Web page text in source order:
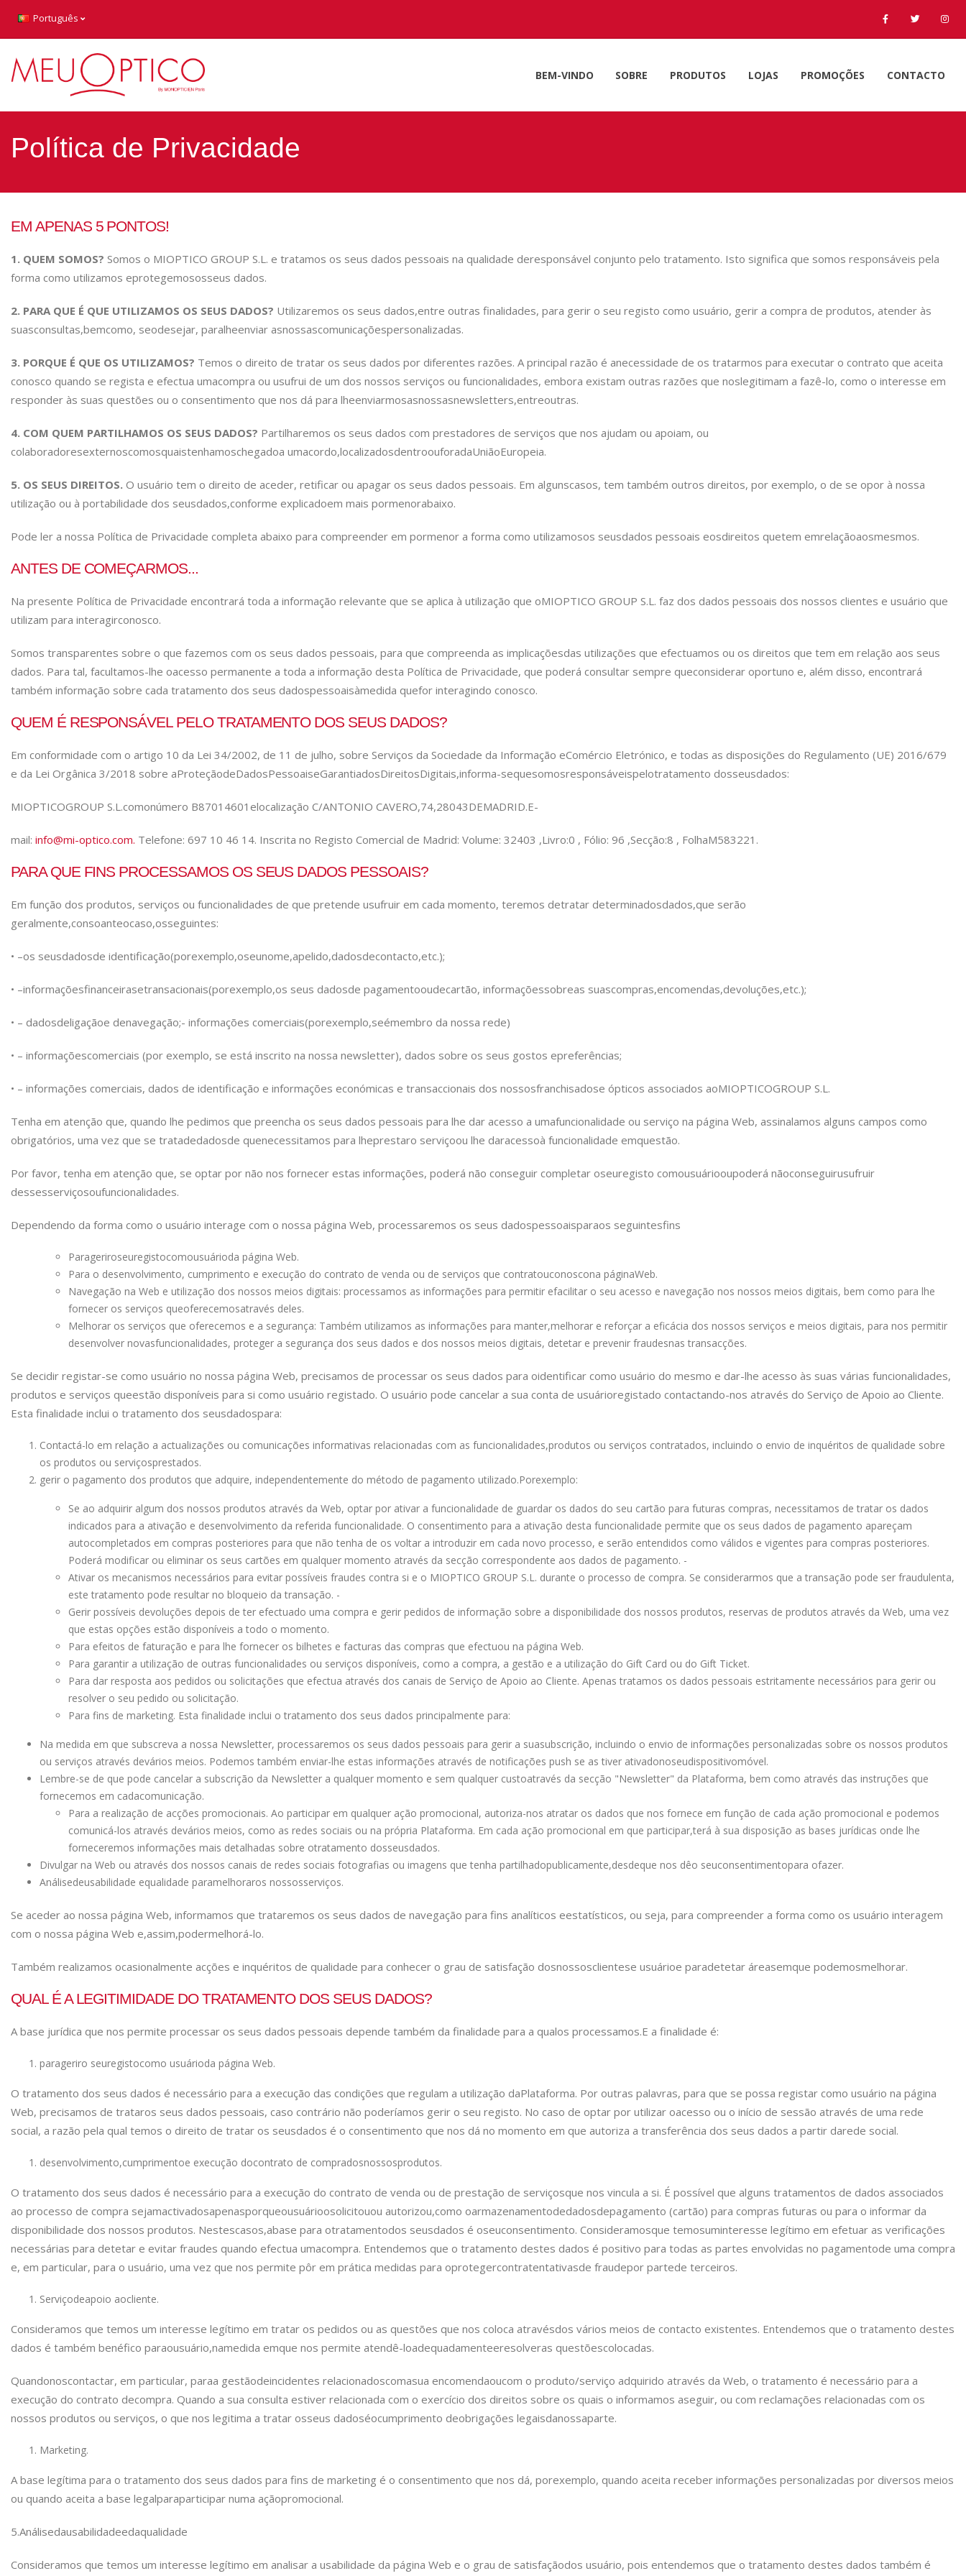
Português
BEM-VINDO SOBRE PRODUTOS LOJAS PROMOÇÕES CONTACTO
Política de Privacidade
EM APENAS 5 PONTOS!
1. QUEM SOMOS? Somos o MIOPTICO GROUP S.L. e tratamos os seus dados pessoais na qualidade deresponsável conjunto pelo tratamento. Isto significa que somos responsáveis pela
forma como utilizamos eprotegemososseus dados.
2. PARA QUE É QUE UTILIZAMOS OS SEUS DADOS? Utilizaremos os seus dados,entre outras finalidades, para gerir o seu registo como usuário, gerir a compra de produtos, atender às
suasconsultas,bemcomo, seodesejar, paralheenviar asnossascomunicaçõespersonalizadas.
3. PORQUE É QUE OS UTILIZAMOS? Temos o direito de tratar os seus dados por diferentes razões. A principal razão é anecessidade de os tratarmos para executar o contrato que aceita
conosco quando se regista e efectua umacompra ou usufrui de um dos nossos serviços ou funcionalidades, embora existam outras razões que noslegitimam a fazê-lo, como o interesse em
responder às suas questões ou o consentimento que nos dá para lheenviarmosasnossasnewsletters,entreoutras.
4. COM QUEM PARTILHAMOS OS SEUS DADOS? Partilharemos os seus dados com prestadores de serviços que nos ajudam ou apoiam, ou
colaboradoresexternoscomosquaistenhamoschegadoa umacordo,localizadosdentroouforadaUniãoEuropeia.
5. OS SEUS DIREITOS. O usuário tem o direito de aceder, retificar ou apagar os seus dados pessoais. Em algunscasos, tem também outros direitos, por exemplo, o de se opor à nossa
utilização ou à portabilidade dos seusdados,conforme explicadoem mais pormenorabaixo.
Pode ler a nossa Política de Privacidade completa abaixo para compreender em pormenor a forma como utilizamosos seusdados pessoais eosdireitos quetem emrelaçãoaosmesmos.
ANTES DE COMEÇARMOS...
Na presente Política de Privacidade encontrará toda a informação relevante que se aplica à utilização que oMIOPTICO GROUP S.L. faz dos dados pessoais dos nossos clientes e usuário que
utilizam para interagirconosco.
Somos transparentes sobre o que fazemos com os seus dados pessoais, para que compreenda as implicaçõesdas utilizações que efectuamos ou os direitos que tem em relação aos seus
dados. Para tal, facultamos-lhe oacesso permanente a toda a informação desta Política de Privacidade, que poderá consultar sempre queconsiderar oportuno e, além disso, encontrará
também informação sobre cada tratamento dos seus dadospessoaisàmedida quefor interagindo conosco.
QUEM É RESPONSÁVEL PELO TRATAMENTO DOS SEUS DADOS?
Em conformidade com o artigo 10 da Lei 34/2002, de 11 de julho, sobre Serviços da Sociedade da Informação eComércio Eletrónico, e todas as disposições do Regulamento (UE) 2016/679
e da Lei Orgânica 3/2018 sobre aProteçãodeDadosPessoaiseGarantiadosDireitosDigitais,informa-sequesomosresponsáveispelotratamento dosseusdados:
MIOPTICOGROUP S.L.comonúmero B87014601 elocalização C/ANTONIO CAVERO,74,28043DEMADRID.E-
mail: info@mi-optico.com. Telefone: 697 10 46 14. Inscrita no Registo Comercial de Madrid: Volume: 32403 ,Livro:0 , Fólio: 96 ,Secção:8 , FolhaM583221.
PARA QUE FINS PROCESSAMOS OS SEUS DADOS PESSOAIS?
Em função dos produtos, serviços ou funcionalidades de que pretende usufruir em cada momento, teremos detratar determinadosdados,que serão
geralmente,consoanteocaso,osseguintes:
• –os seusdadosde identificação(porexemplo,oseunome,apelido,dadosdecontacto,etc.);
• –informaçõesfinanceirasetransacionais(porexemplo,os seus dadosde pagamentooudecartão, informaçõessobreas suascompras,encomendas,devoluções,etc.);
• – dadosdeligaçãoe denavegação;- informações comerciais(porexemplo,seémembro da nossa rede)
• – informaçõescomerciais (por exemplo, se está inscrito na nossa newsletter), dados sobre os seus gostos epreferências;
• – informações comerciais, dados de identificação e informações económicas e transaccionais dos nossosfranchisadose ópticos associados aoMIOPTICOGROUP S.L.
Tenha em atenção que, quando lhe pedimos que preencha os seus dados pessoais para lhe dar acesso a umafuncionalidade ou serviço na página Web, assinalamos alguns campos como
obrigatórios, uma vez que se tratadedadosde quenecessitamos para lheprestaro serviçoou lhe daracessoà funcionalidade emquestão.
Por favor, tenha em atenção que, se optar por não nos fornecer estas informações, poderá não conseguir completar oseuregisto comousuáriooupoderá nãoconseguirusufruir
dessesserviçosoufuncionalidades.
Dependendo da forma como o usuário interage com o nossa página Web, processaremos os seus dadospessoaisparaos seguintesfins
Parageriroseuregistocomousuárioda página Web.
Para o desenvolvimento, cumprimento e execução do contrato de venda ou de serviços que contratouconoscona páginaWeb.
Navegação na Web e utilização dos nossos meios digitais: processamos as informações para permitir efacilitar o seu acesso e navegação nos nossos meios digitais, bem como para lhe
fornecer os serviços queoferecemosatravés deles.
Melhorar os serviços que oferecemos e a segurança: Também utilizamos as informações para manter,melhorar e reforçar a eficácia dos nossos serviços e meios digitais, para nos permitir
desenvolver novasfuncionalidades, proteger a segurança dos seus dados e dos nossos meios digitais, detetar e prevenir fraudesnas transacções.
Se decidir registar-se como usuário no nossa página Web, precisamos de processar os seus dados para oidentificar como usuário do mesmo e dar-lhe acesso às suas várias funcionalidades,
produtos e serviços queestão disponíveis para si como usuário registado. O usuário pode cancelar a sua conta de usuárioregistado contactando-nos através do Serviço de Apoio ao Cliente.
Esta finalidade inclui o tratamento dos seusdadospara:
Contactá-lo em relação a actualizações ou comunicações informativas relacionadas com as funcionalidades,produtos ou serviços contratados, incluindo o envio de inquéritos de qualidade sobre
os produtos ou serviçosprestados.
gerir o pagamento dos produtos que adquire, independentemente do método de pagamento utilizado.Porexemplo:
Se ao adquirir algum dos nossos produtos através da Web, optar por ativar a funcionalidade de guardar os dados do seu cartão para futuras compras, necessitamos de tratar os dados
indicados para a ativação e desenvolvimento da referida funcionalidade. O consentimento para a ativação desta funcionalidade permite que os seus dados de pagamento apareçam
autocompletados em compras posteriores para que não tenha de os voltar a introduzir em cada novo processo, e serão entendidos como válidos e vigentes para compras posteriores.
Poderá modificar ou eliminar os seus cartões em qualquer momento através da secção correspondente aos dados de pagamento. -
Ativar os mecanismos necessários para evitar possíveis fraudes contra si e o MIOPTICO GROUP S.L. durante o processo de compra. Se considerarmos que a transação pode ser fraudulenta,
este tratamento pode resultar no bloqueio da transação. -
Gerir possíveis devoluções depois de ter efectuado uma compra e gerir pedidos de informação sobre a disponibilidade dos nossos produtos, reservas de produtos através da Web, uma vez
que estas opções estão disponíveis a todo o momento.
Para efeitos de faturação e para lhe fornecer os bilhetes e facturas das compras que efectuou na página Web.
Para garantir a utilização de outras funcionalidades ou serviços disponíveis, como a compra, a gestão e a utilização do Gift Card ou do Gift Ticket.
Para dar resposta aos pedidos ou solicitações que efectua através dos canais de Serviço de Apoio ao Cliente. Apenas tratamos os dados pessoais estritamente necessários para gerir ou
resolver o seu pedido ou solicitação.
Para fins de marketing. Esta finalidade inclui o tratamento dos seus dados principalmente para:
Na medida em que subscreva a nossa Newsletter, processaremos os seus dados pessoais para gerir a suasubscrição, incluindo o envio de informações personalizadas sobre os nossos produtos
ou serviços através devários meios. Podemos também enviar-lhe estas informações através de notificações push se as tiver ativadonoseudispositivomóvel.
Lembre-se de que pode cancelar a subscrição da Newsletter a qualquer momento e sem qualquer custoatravés da secção "Newsletter" da Plataforma, bem como através das instruções que
fornecemos em cadacomunicação.
Para a realização de acções promocionais. Ao participar em qualquer ação promocional, autoriza-nos atratar os dados que nos fornece em função de cada ação promocional e podemos
comunicá-los através devários meios, como as redes sociais ou na própria Plataforma. Em cada ação promocional em que participar,terá à sua disposição as bases jurídicas onde lhe
forneceremos informações mais detalhadas sobre otratamento dosseusdados.
Divulgar na Web ou através dos nossos canais de redes sociais fotografias ou imagens que tenha partilhadopublicamente,desdeque nos dêo seuconsentimentopara ofazer.
Análisedeusabilidade equalidade paramelhoraros nossosserviços.
Se aceder ao nossa página Web, informamos que trataremos os seus dados de navegação para fins analíticos eestatísticos, ou seja, para compreender a forma como os usuário interagem
com o nossa página Web e,assim,podermelhorá-lo.
Também realizamos ocasionalmente acções e inquéritos de qualidade para conhecer o grau de satisfação dosnossosclientese usuárioe paradetetar áreasemque podemosmelhorar.
QUAL É A LEGITIMIDADE DO TRATAMENTO DOS SEUS DADOS?
A base jurídica que nos permite processar os seus dados pessoais depende também da finalidade para a qualos processamos.E a finalidade é:
parageriro seuregistocomo usuárioda página Web.
O tratamento dos seus dados é necessário para a execução das condições que regulam a utilização daPlataforma. Por outras palavras, para que se possa registar como usuário na página
Web, precisamos de trataros seus dados pessoais, caso contrário não poderíamos gerir o seu registo. No caso de optar por utilizar oacesso ou o início de sessão através de uma rede
social, a razão pela qual temos o direito de tratar os seusdados é o consentimento que nos dá no momento em que autoriza a transferência dos seus dados a partir darede social.
desenvolvimento,cumprimentoe execução docontrato de compradosnossosprodutos.
O tratamento dos seus dados é necessário para a execução do contrato de venda ou de prestação de serviçosque nos vincula a si. É possível que alguns tratamentos de dados associados
ao processo de compra sejamactivadosapenasporqueousuárioosolicitouou autorizou,como oarmazenamentodedadosdepagamento (cartão) para compras futuras ou para o informar da
disponibilidade dos nossos produtos. Nestescasos,abase para otratamentodos seusdados é oseuconsentimento. Consideramosque temosuminteresse legítimo em efetuar as verificações
necessárias para detetar e evitar fraudes quando efectua umacompra. Entendemos que o tratamento destes dados é positivo para todas as partes envolvidas no pagamentode uma compra
e, em particular, para o usuário, uma vez que nos permite pôr em prática medidas para oprotegercontratentativasde fraudepor partede terceiros.
Serviçodeapoio aocliente.
Consideramos que temos um interesse legítimo em tratar os pedidos ou as questões que nos coloca atravésdos vários meios de contacto existentes. Entendemos que o tratamento destes
dados é também benéfico paraousuário,namedida emque nos permite atendê-loadequadamenteeresolveras questõescolocadas.
Quandonoscontactar, em particular, paraa gestãodeincidentes relacionadoscomasua encomendaoucom o produto/serviço adquirido através da Web, o tratamento é necessário para a
execução do contrato decompra. Quando a sua consulta estiver relacionada com o exercício dos direitos sobre os quais o informamos aseguir, ou com reclamações relacionadas com os
nossos produtos ou serviços, o que nos legitima a tratar osseus dadoséocumprimento deobrigações legaisdanossaparte.
Marketing.
A base legítima para o tratamento dos seus dados para fins de marketing é o consentimento que nos dá, porexemplo, quando aceita receber informações personalizadas por diversos meios
ou quando aceita a base legalparaparticipar numa açãopromocional.
5.Análisedausabilidadeedaqualidade
Consideramos que temos um interesse legítimo em analisar a usabilidade da página Web e o grau de satisfaçãodos usuário, pois entendemos que o tratamento destes dados também é